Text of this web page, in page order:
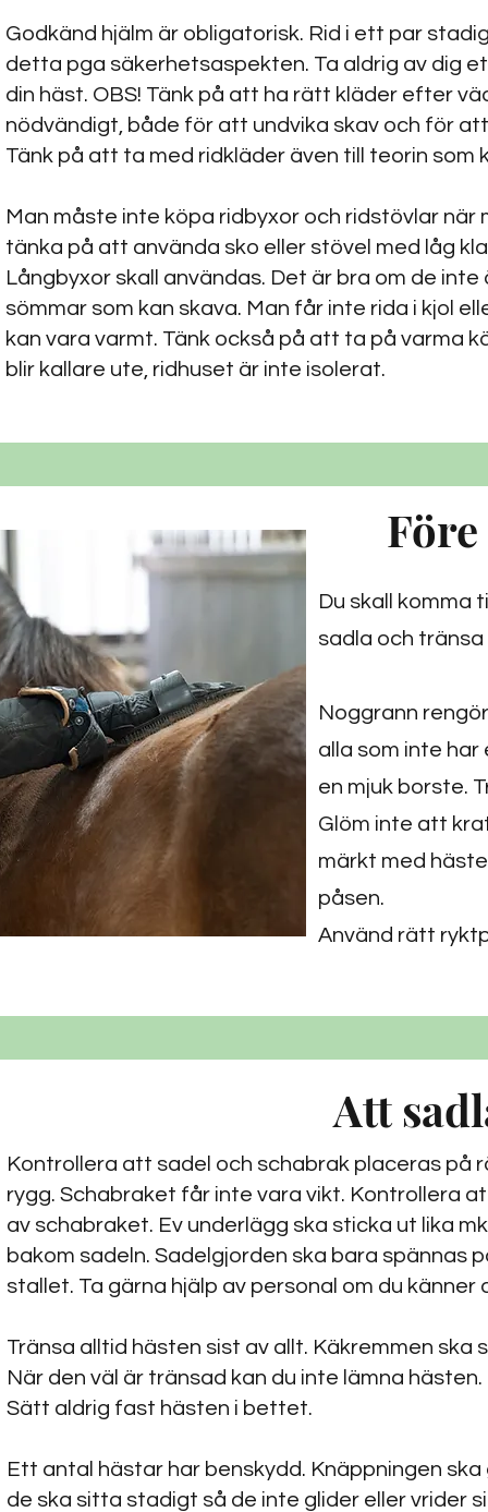
Godkänd hjälm är obligatorisk. Rid i ett par
detta pga säkerhetsaspekten. Ta aldrig av dig
din häst. OBS! Tänk på att ha rätt kläder efter
nödvändigt, både för att undvika skav och för
Tänk på att ta med ridkläder även till teorin som
Man måste inte köpa ridbyxor och ridstövlar när
tänka på att använda sko eller stövel med låg
Långbyxor skall användas. Det är bra om de
sömmar som kan skava. Man får inte rida i kjol
kan vara varmt. Tänk också på att ta på varma
blir kallare ute, ridhuset är inte isolerat.
Du skall komma
sadla och
Noggrann
alla som inte har
en mjuk borste.
Glöm inte att
märkt med
påsen.
Använd rätt
Att
Kontrollera att sadel och schabrak placeras på
rygg. Schabraket får inte vara vikt. Kontrollera
av schabraket. Ev underlägg ska sticka ut lika
bakom sadeln. Sadelgjorden ska bara spännas
stallet. Ta gärna hjälp av personal om du känner
Tränsa alltid hästen sist av allt. Käkremmen ska
När den väl är tränsad kan du inte lämna hästen.
Sätt aldrig fast hästen i bettet.
Ett antal hästar har benskydd. Knäppningen
de ska sitta stadigt så de inte glider eller vrider